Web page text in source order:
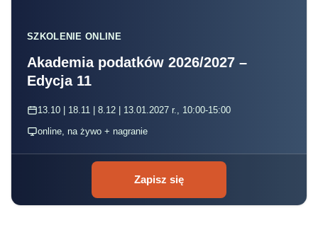
SZKOLENIE ONLINE
Akademia podatków 2026/2027 –
Edycja 11
13.10 | 18.11 | 8.12 | 13.01.2027 r., 10:00-15:00
online, na żywo + nagranie
Zapisz się